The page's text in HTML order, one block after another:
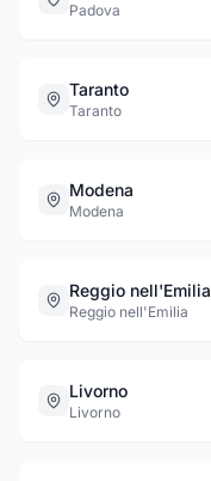
Padova
Taranto
Taranto
Modena
Modena
Reggio nell'Emilia
Reggio nell'Emilia
Livorno
Livorno